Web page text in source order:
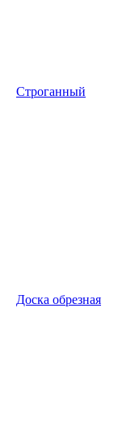
Строганный
Доска обрезная